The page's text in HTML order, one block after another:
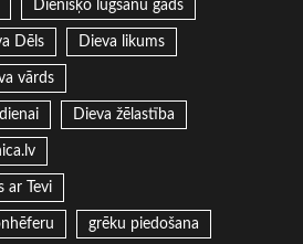
Dienišķo lūgšanu gads
Dēls Dieva likums
vārds
Dieva žēlastība
ar Tevi
grēku piedošana